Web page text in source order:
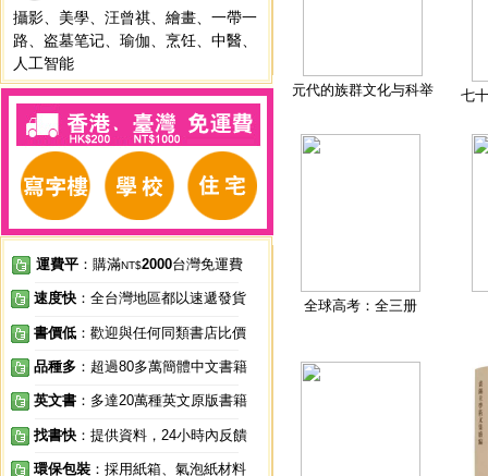
攝影
美學 汪曾祺 繪畫
一帶一
路
盗墓笔记 瑜伽 烹饪 中醫
人工智能
運費平 ：購滿NT$2000台灣免運費
速度快 ：全台灣地區都以速遞發貨
書價低 ：歡迎與任何同類書店比價
品種多 ：超過80多萬簡體中文書籍
英文書 ：多達20萬種英文原版書籍
找書快 ：提供資料，24小時內反饋
環保包裝 ：採用紙箱、氣泡紙材料
元代的族群文化与科举 七
全球高考：全三册